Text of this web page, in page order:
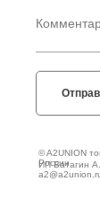
ИП Ватагин
© A2UNION
России